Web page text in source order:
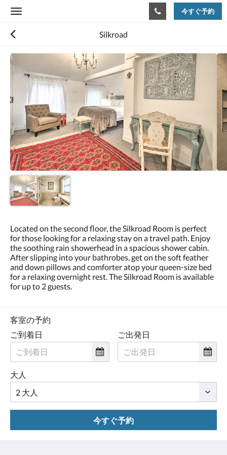
Toggle
今すぐ予約
Silkroad
下
記
に
ル
ー
セ
ル
が
あ
り
ま
す。
画
像
を
に
は、
左
ま
た
は
右
ワ
プ
る
次
ボ
タ
ン
Located on the second floor, the Silkroad Room is perfect
for those looking for a relaxing stay on a travel path. Enjoy
the soothing rain showerhead in a spacious shower cabin.
After slipping into your bathrobes, get on the soft feather
and down pillows and comforter atop your queen-size bed
for a relaxing overnight rest. The Silkroad Room is available
for up to 2 guests.
客室の予約
ご到着日
ご出発日
大人
今すぐ予約